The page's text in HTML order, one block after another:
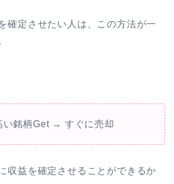
確定させたい人は、この方法が一
銘柄Get → すぐに売却
収益を確定させることができるか